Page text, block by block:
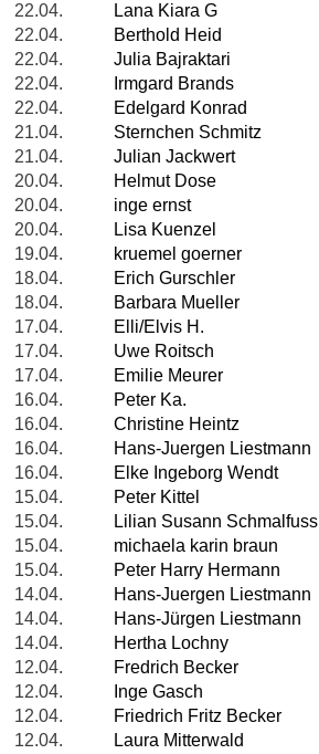
22.04.
Lana Kiara G
22.04.
Berthold Heid
22.04.
Julia Bajraktari
22.04.
Irmgard Brands
22.04.
Edelgard Konrad
21.04.
Sternchen Schmitz
21.04.
Julian Jackwert
20.04.
Helmut Dose
20.04.
inge ernst
20.04.
Lisa Kuenzel
19.04.
kruemel goerner
18.04.
Erich Gurschler
18.04.
Barbara Mueller
17.04.
Elli/Elvis H.
17.04.
Uwe Roitsch
17.04.
Emilie Meurer
16.04.
Peter Ka.
16.04.
Christine Heintz
16.04.
Hans-Juergen Liestmann
16.04.
Elke Ingeborg Wendt
15.04.
Peter Kittel
15.04.
Lilian Susann Schmalfuss
15.04.
michaela karin braun
15.04.
Peter Harry Hermann
14.04.
Hans-Juergen Liestmann
14.04.
Hans-Jürgen Liestmann
14.04.
Hertha Lochny
12.04.
Fredrich Becker
12.04.
Inge Gasch
12.04.
Friedrich Fritz Becker
12.04.
Laura Mitterwald